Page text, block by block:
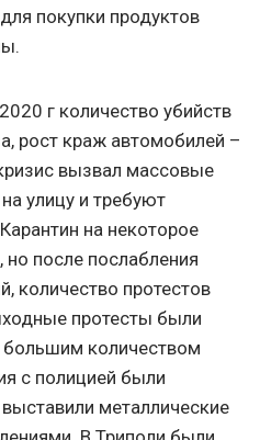
покупки продуктов
г количество убийств
рост краж автомобилей –
вызвал массовые
улицу и требуют
на некоторое
после послабления
количество протестов
протесты были
количеством
с полицией были
металлические